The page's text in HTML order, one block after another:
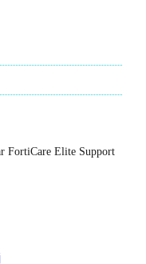
FortiCare Elite Support